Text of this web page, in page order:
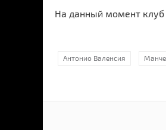
На данный момент клуб
Антонио Валенсия